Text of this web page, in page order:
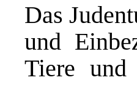
Das
und
Tiere